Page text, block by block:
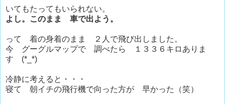
いてもたってもいられない。
よし。このまま 車で出よう。
って 着の身着のまま ２人で飛び出しました。
今 グーグルマップで 調べたら １３３６キロありま
す (*_*)
冷静に考えると・・・
寝て 朝イチの飛行機で向った方が 早かった（笑）